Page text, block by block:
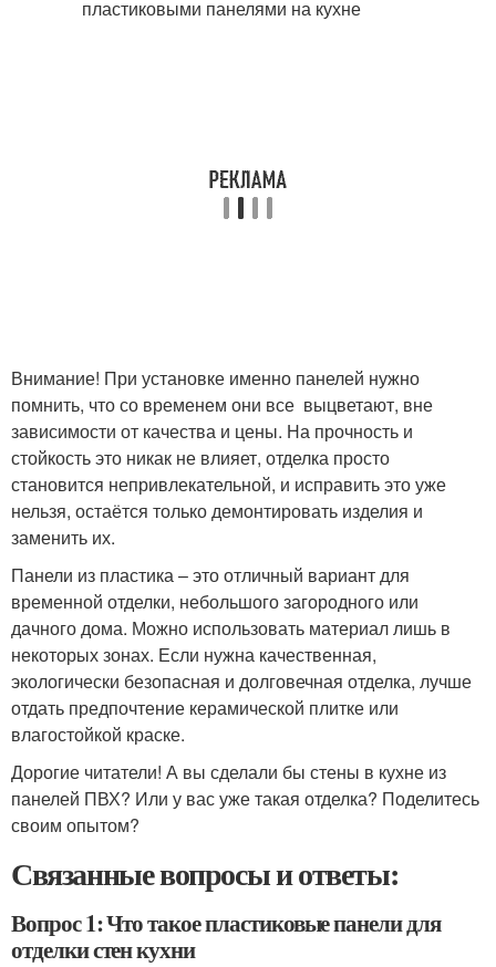
Внимание! При установке именно панелей нужно
помнить, что со временем они все выцветают, вне
зависимости от качества и цены. На прочность и
стойкость это никак не влияет, отделка просто
становится непривлекательной, и исправить это уже
нельзя, остаётся только демонтировать изделия и
заменить их.
Панели из пластика – это отличный вариант для
временной отделки, небольшого загородного или
дачного дома. Можно использовать материал лишь в
некоторых зонах. Если нужна качественная,
экологически безопасная и долговечная отделка, лучше
отдать предпочтение керамической плитке или
влагостойкой краске.
Дорогие читатели! А вы сделали бы стены в кухне из
панелей ПВХ? Или у вас уже такая отделка? Поделитесь
своим опытом?
Связанные вопросы и ответы:
Вопрос 1: Что такое пластиковые панели для
отделки стен кухни